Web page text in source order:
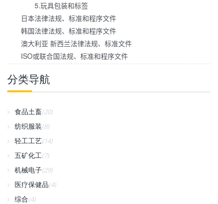
5.玩具包装和标签
日本法律法规、标准和程序文件
韩国法律法规、标准和程序文件
澳大利亚 新西兰法律法规、标准文件
ISO或联合国法规、标准和程序文件
分类导航
食品土畜(20)
纺织服装(8)
轻工工艺(14)
五矿化工(7)
机械电子(29)
医疗保健品(4)
综合(4)